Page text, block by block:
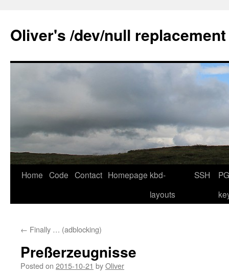
content
Oliver's /dev/null replacement
Home Code Contact Homepage kbd-
layouts
SSH
← Finally … (adblocking)
Preßerzeugnisse
Posted on 2015-10-21 byOliver